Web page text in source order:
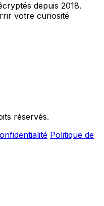
depuis 2018.
votre curiosité
réservés.
Politique de